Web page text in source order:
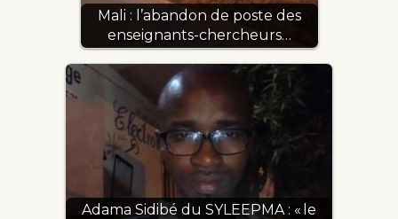
Mali : l’abandon de poste des
enseignants-chercheurs…
Adama Sidibé du SYLEEPMA : « le